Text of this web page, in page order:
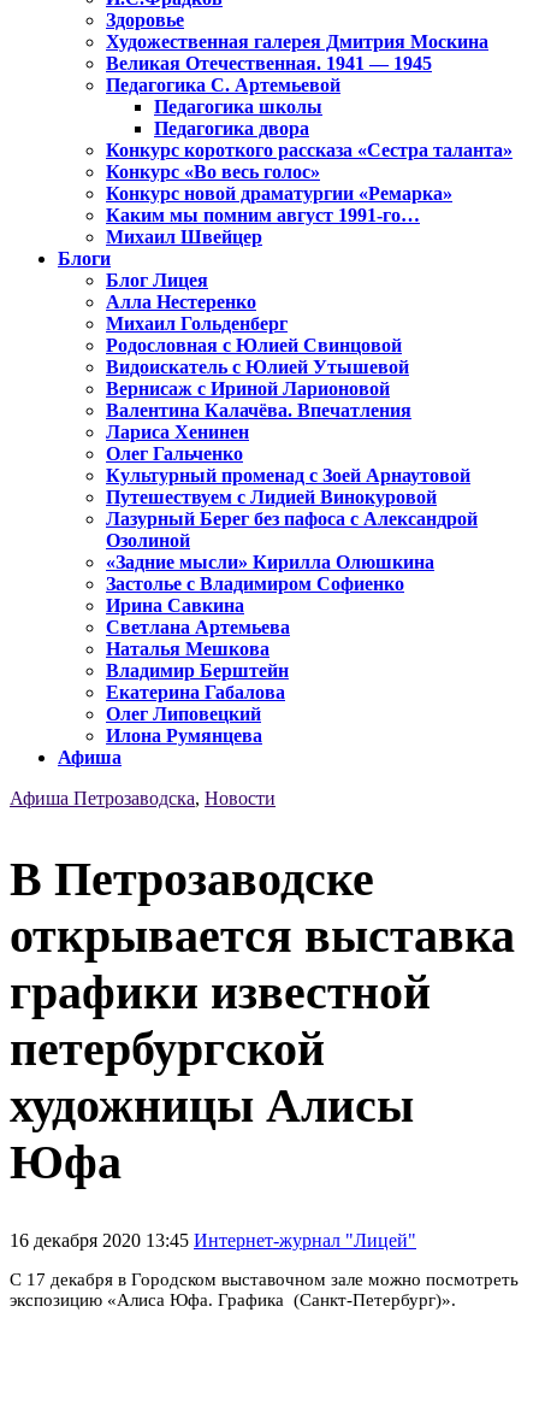
Здоровье
Художественная галерея Дмитрия Москина
Великая Отечественная. 1941 — 1945
Педагогика С. Артемьевой
Педагогика школы
Педагогика двора
Конкурс короткого рассказа «Сестра таланта»
Конкурс «Во весь голос»
Конкурс новой драматургии «Ремарка»
Каким мы помним август 1991-го…
Михаил Швейцер
Блоги
Блог Лицея
Алла Нестеренко
Михаил Гольденберг
Родословная с Юлией Свинцовой
Видоискатель с Юлией Утышевой
Вернисаж с Ириной Ларионовой
Валентина Калачёва. Впечатления
Лариса Хенинен
Олег Гальченко
Культурный променад с Зоей Арнаутовой
Путешествуем с Лидией Винокуровой
Лазурный Берег без пафоса с Александрой
Озолиной
«Задние мысли» Кирилла Олюшкина
Застолье с Владимиром Софиенко
Ирина Савкина
Светлана Артемьева
Наталья Мешкова
Владимир Берштейн
Екатерина Габалова
Олег Липовецкий
Илона Румянцева
Афиша
Афиша Петрозаводска, Новости
В Петрозаводске
открывается выставка
графики известной
петербургской
художницы Алисы
Юфа
16 декабря 2020 13:45 Интернет-журнал "Лицей"
С 17 декабря в Городском выставочном зале можно посмотреть
экспозицию «Алиса Юфа. Графика (Санкт-Петербург)».